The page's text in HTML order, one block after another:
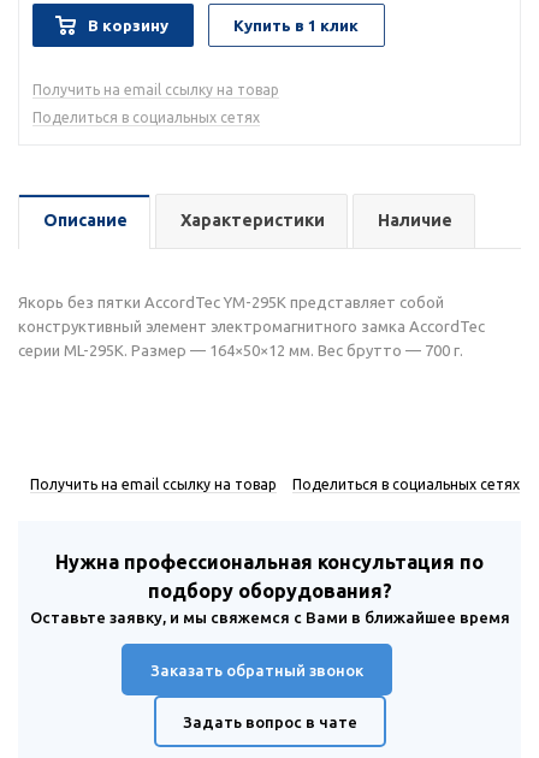
В корзину Купить в 1 клик
Получить на email ссылку на товар
Поделиться в социальных сетях
Описание Характеристики Наличие
Якорь без пятки AccordTec YM-295K представляет собой
конструктивный элемент электромагнитного замка AccordTec
серии ML-295K. Размер — 164×50×12 мм. Вес брутто — 700 г.
Получить на email ссылку на товар Поделиться в социальных сетях
Нужна профессиональная консультация по
подбору оборудования?
Оставьте заявку, и мы свяжемся с Вами в ближайшее время
Заказать обратный звонок
Задать вопрос в чате